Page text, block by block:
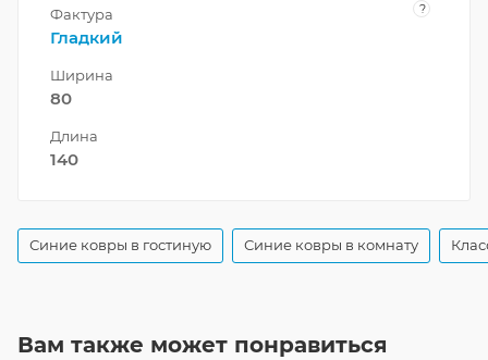
Фактура ?
Гладкий
Ширина
80
Длина
140
Синие ковры в гостиную Синие ковры в комнату
Вам также может понравиться